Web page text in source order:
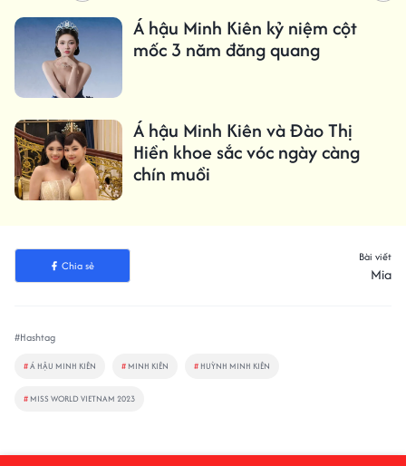
Á hậu Minh Kiên kỷ niệm cột
mốc 3 năm đăng quang
Á hậu Minh Kiên và Đào Thị
Hiền khoe sắc vóc ngày càng
chín muồi
Chia sẻ
Bài viết
Mia
#Hashtag
#Á HẬU MINH KIÊN # MINH KIÊN # HUỲNH MINH KIÊN
# MISS WORLD VIETNAM 2023